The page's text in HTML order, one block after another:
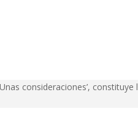
consideraciones’,